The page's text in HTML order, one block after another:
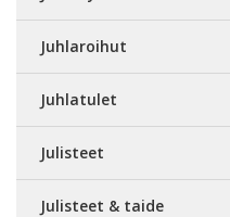
Juhlaroihut
Juhlatulet
Julisteet
Julisteet & taide